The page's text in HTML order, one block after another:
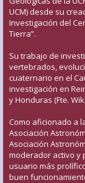
UCM) desde su
Investigación del
Tierra”.
Su trabajo de
vertebrados,
cuaternario en el
investigación en
y Honduras (Fte.
Como aficionado a
Asociación
Asociación
moderador activo y
usuario más
buen